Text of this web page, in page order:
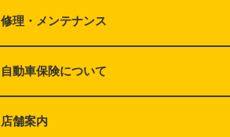
修理・メンテナンス
自動車保険について
店舗案内